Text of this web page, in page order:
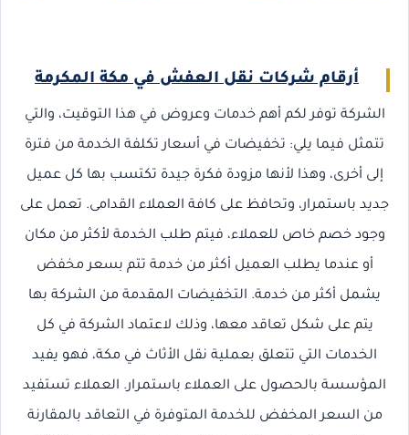
أرقام شركات نقل العفش في مكة المكرمة
الشركة توفر لكم أهم خدمات وعروض في هذا التوقيت، والتي
تتمثل فيما يلي: تخفيضات في أسعار تكلفة الخدمة من فترة
إلى أخرى، وهذا لأنها مزودة فكرة جيدة تكتسب بها كل عميل
جديد باستمرار، وتحافظ على كافة العملاء القدامى. تعمل على
وجود خصم خاص للعملاء، فيتم طلب الخدمة لأكثر من مكان
أو عندما يطلب العميل أكثر من خدمة تتم بسعر مخفض
يشمل أكثر من خدمة. التخفيضات المقدمة من الشركة بها
يتم على شكل تعاقد معها، وذلك لاعتماد الشركة في كل
الخدمات التي تتعلق بعملية نقل الأثاث في مكة، فهو يفيد
المؤسسة بالحصول على العملاء باستمرار. العملاء تستفيد
من السعر المخفض للخدمة المتوفرة في التعاقد بالمقارنة